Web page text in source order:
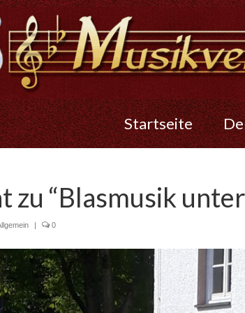
Startseite
zu “Blasmusik
| 0